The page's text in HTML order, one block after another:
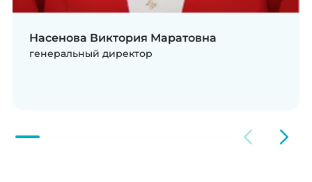
Насенова Виктория Маратовна
генеральный директор